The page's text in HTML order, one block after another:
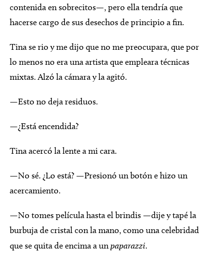
contenida en sobrecitos—, pero ella tendría que
hacerse cargo de sus desechos de principio a fin.
Tina se rio y me dijo que no me preocupara, que por
lo menos no era una artista que empleara técnicas
mixtas. Alzó la cámara y la agitó.
—Esto no deja residuos.
—¿Está encendida?
Tina acercó la lente a mi cara.
—No sé. ¿Lo está? —Presionó un botón e hizo un
acercamiento.
—No tomes película hasta el brindis —dije y tapé la
burbuja de cristal con la mano, como una celebridad
que se quita de encima a unpaparazzi.